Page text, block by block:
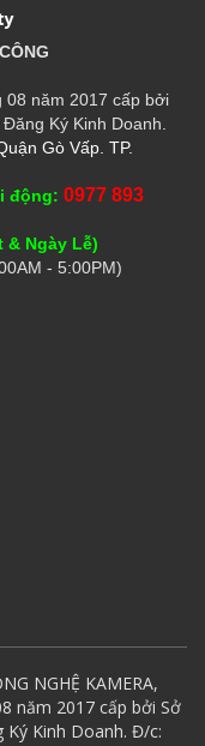
08 năm 2017 cấp bởi
Ký Kinh Doanh.
Gò Vấp. TP.
động: 0977 893
& Ngày Lễ)
- 5:00PM)
NGHỆ KAMERA,
năm 2017 cấp bởi Sở
Ký Kinh Doanh. Đ/c: